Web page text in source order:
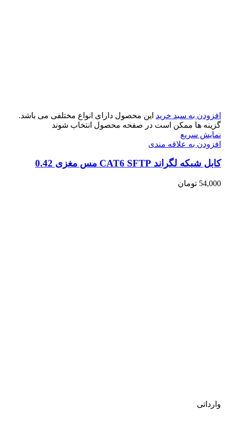
افزودن به سبد خرید این محصول دارای انواع مختلفی می باشد.
گزینه ها ممکن است در صفحه محصول انتخاب شوند
نمایش سریع
افزودن به علاقه مندی
کابل شبکه لگراند CAT6 SFTP مس مغزی 0.42
54,000 تومان
وارداتی